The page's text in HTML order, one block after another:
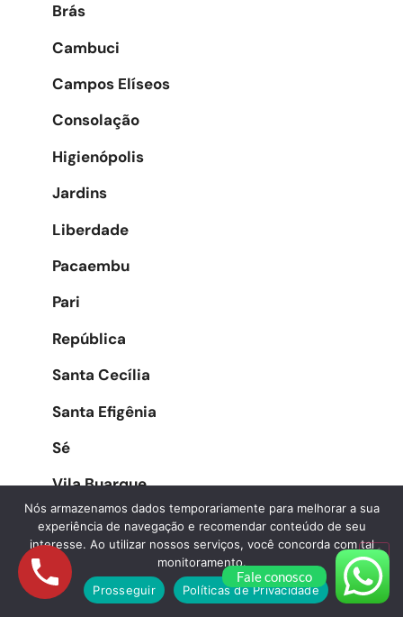
Brás
Cambuci
Campos Elíseos
Consolação
Higienópolis
Jardins
Liberdade
Pacaembu
Pari
República
Santa Cecília
Santa Efigênia
Sé
Vila Buarque
Zona Oeste
Água Branca
Fale conosco
Nós armazenamos dados temporariamente para melhorar a sua
experiência de navegação e recomendar conteúdo de seu
interesse. Ao utilizar nossos serviços, você concorda com tal
monitoramento.
Prosseguir
Políticas de Privacidade